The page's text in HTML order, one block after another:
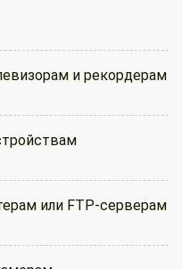
и рекордерам
или FTP-серверам